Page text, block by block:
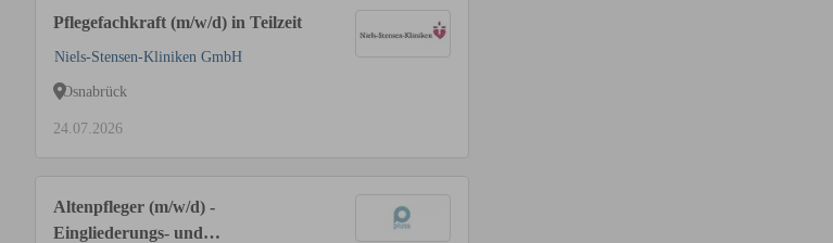
Pflegefachkraft (m/w/d) in Teilzeit
Niels-Stensen-Kliniken GmbH
Osnabrück
24.07.2026
Altenpfleger (m/w/d) -
Eingliederungs- und